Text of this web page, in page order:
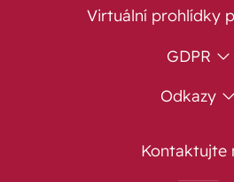
Virtuální prohlídky
GDPR
Odkazy
Kontaktujte